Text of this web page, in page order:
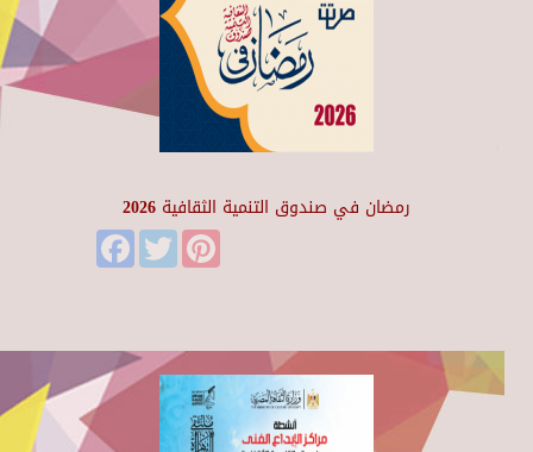
رمضان في صندوق التنمية الثقافية 2026
FacebookTwitter